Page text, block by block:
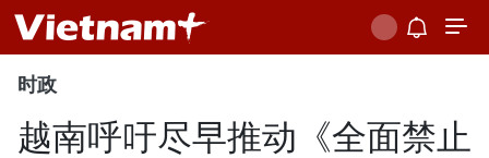
时政
越南呼吁尽早推动《全面禁止